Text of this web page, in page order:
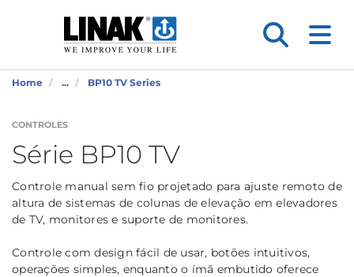
Home ... BP10 TV Series
CONTROLES
Série BP10 TV
Controle manual sem fio projetado para ajuste remoto de
altura de sistemas de colunas de elevação em elevadores
de TV, monitores e suporte de monitores.
Controle com design fácil de usar, botões intuitivos,
operações simples, enquanto o ímã embutido oferece